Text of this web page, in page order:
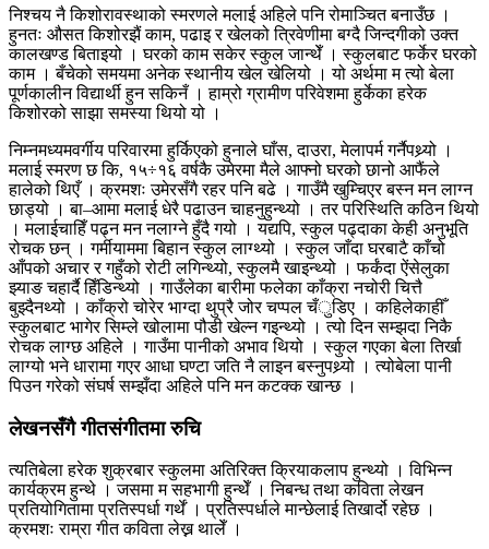
निश्चय नै किशोरावस्थाको स्मरणले मलाई अहिले पनि रोमाञ्चित बनाउँछ ।
हुनतः औसत किशोरझैं काम, पढाइ र खेलको त्रिवेणीमा बग्दै जिन्दगीको उक्त
कालखण्ड बिताइयो । घरको काम सकेर स्कुल जान्थेँ । स्कुलबाट फर्केर घरको
काम । बँचेको समयमा अनेक स्थानीय खेल खेलियो । यो अर्थमा म त्यो बेला
पूर्णकालीन विद्यार्थी हुन सकिनँ । हाम्रो ग्रामीण परिवेशमा हुर्केका हरेक
किशोरको साझा समस्या थियो यो ।
निम्नमध्यमवर्गीय परिवारमा हुर्किएको हुनाले घाँस, दाउरा, मेलापर्म गर्नैपथ्र्यो ।
मलाई स्मरण छ कि, १५÷१६ वर्षकै उमेरमा मैले आफ्नो घरको छानो आफैंले
हालेको थिएँ । क्रमशः उमेरसँगै रहर पनि बढे । गाउँमै खुम्चिएर बस्न मन लाग्न
छाड्यो । बा–आमा मलाई धेरै पढाउन चाहनुहुन्थ्यो । तर परिस्थिति कठिन थियो
। मलाईचाहिँ पढ्न मन नलाग्ने हुँदै गयो । यद्यपि, स्कुल पढ्दाका केही अनुभूति
रोचक छन् । गर्मीयाममा बिहान स्कुल लाग्थ्यो । स्कुल जाँदा घरबाटै काँचो
आँपको अचार र गहुँको रोटी लगिन्थ्यो, स्कुलमै खाइन्थ्यो । फर्कंदा ऐंसेलुका
झ्याङ चहार्दै हिँडिन्थ्यो । गाउँलेका बारीमा फलेका काँक्रा नचोरी चित्तै
बुझ्दैनथ्यो । काँक्रो चोरेर भाग्दा थुप्रै जोर चप्पल चँुडिए । कहिलेकाहीँ
स्कुलबाट भागेर सिम्ले खोलामा पौडी खेल्न गइन्थ्यो । त्यो दिन सम्झदा निकै
रोचक लाग्छ अहिले । गाउँमा पानीको अभाव थियो । स्कुल गएका बेला तिर्खा
लाग्यो भने धारामा गएर आधा घण्टा जति नै लाइन बस्नुपथ्र्यो । त्योबेला पानी
पिउन गरेको संघर्ष सम्झँदा अहिले पनि मन कटक्क खान्छ ।
लेखनसँगै गीतसंगीतमा रुचि
त्यतिबेला हरेक शुक्रबार स्कुलमा अतिरिक्त क्रियाकलाप हुन्थ्यो । विभिन्न
कार्यक्रम हुन्थे । जसमा म सहभागी हुन्थेँ । निबन्ध तथा कविता लेखन
प्रतियोगितामा प्रतिस्पर्धा गर्थें । प्रतिस्पर्धाले मान्छेलाई तिखार्दो रहेछ ।
क्रमशः राम्रा गीत कविता लेख्न थालेँ ।